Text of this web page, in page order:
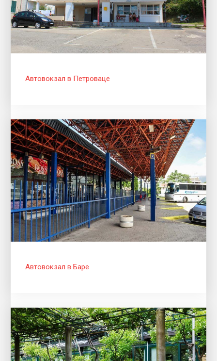
Автовокзал в Петроваце
Автовокзал в Баре